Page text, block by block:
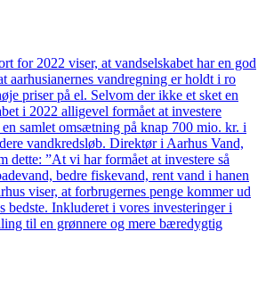
for 2022 viser, at vandselskabet har en god
aarhusianernes vandregning er holdt i ro
priser på el. Selvom der ikke et sket en
i 2022 alligevel formået at investere
samlet omsætning på knap 700 mio. kr. i
vandkredsløb. Direktør i Aarhus Vand,
dette: ”At vi har formået at investere så
bedre fiskevand, rent vand i hanen
viser, at forbrugernes penge kommer ud
bedste. Inkluderet i vores investeringer i
til en grønnere og mere bæredygtig